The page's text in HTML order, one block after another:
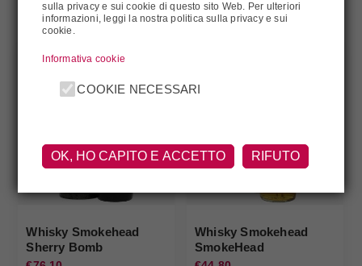
Whisky Smokehead
Sherry Bomb
Smokehead
Whisky Smokehead
SmokeHead
sulla privacy e sui cookie di questo sito Web. Per ulteriori
informazioni, leggi la nostra politica sulla privacy e sui
cookie.
Informativa cookie
COOKIE NECESSARI
OK, HO CAPITO E ACCETTO RIFUTO